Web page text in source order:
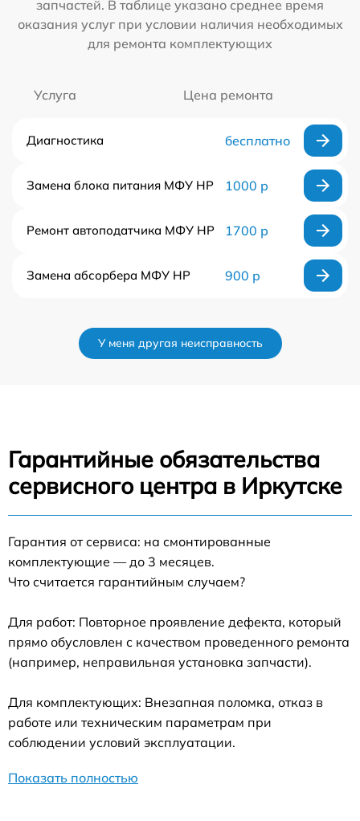
запчастей. В таблице указано среднее время
оказания услуг при условии наличия необходимых
для ремонта комплектующих
Услуга Цена ремонта
Диагностика бесплатно
Замена блока питания МФУ HP 1000 р
Ремонт автоподатчика МФУ HP 1700 р
Замена абсорбера МФУ HP 900 р
У меня другая неисправность
Гарантийные обязательства
сервисного центра в Иркутске
Гарантия от сервиса: на смонтированные
комплектующие — до 3 месяцев.
Что считается гарантийным случаем?
Для работ: Повторное проявление дефекта, который
прямо обусловлен с качеством проведенного ремонта
(например, неправильная установка запчасти).
Для комплектующих: Внезапная поломка, отказ в
работе или техническим параметрам при
соблюдении условий эксплуатации.
Показать полностью